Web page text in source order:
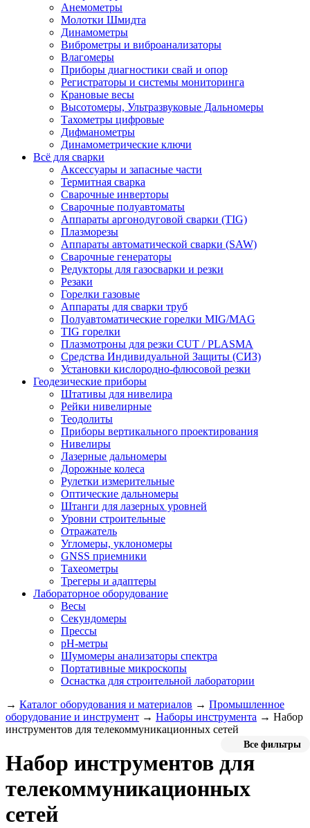
Анемометры
Молотки Шмидта
Динамометры
Виброметры и виброанализаторы
Влагомеры
Приборы диагностики свай и опор
Регистраторы и системы мониторинга
Крановые весы
Высотомеры, Ультразвуковые Дальномеры
Тахометры цифровые
Дифманометры
Динамометрические ключи
Всё для сварки
Аксессуары и запасные части
Термитная сварка
Сварочные инверторы
Сварочные полуавтоматы
Аппараты аргонодуговой сварки (TIG)
Плазморезы
Аппараты автоматической сварки (SAW)
Сварочные генераторы
Редукторы для газосварки и резки
Резаки
Горелки газовые
Аппараты для сварки труб
Полуавтоматические горелки MIG/MAG
TIG горелки
Плазмотроны для резки CUT / PLASMA
Средства Индивидуальной Защиты (СИЗ)
Установки кислородно-флюсовой резки
Геодезические приборы
Штативы для нивелира
Рейки нивелирные
Теодолиты
Приборы вертикального проектирования
Нивелиры
Лазерные дальномеры
Дорожные колеса
Рулетки измерительные
Оптические дальномеры
Штанги для лазерных уровней
Уровни строительные
Отражатель
Угломеры, уклономеры
GNSS приемники
Тахеометры
Трегеры и адаптеры
Лабораторное оборудование
Весы
Секундомеры
Прессы
pH-метры
Шумомеры анализаторы спектра
Портативные микроскопы
Оснастка для строительной лаборатории
→ Каталог оборудования и материалов → Промышленное
оборудование и инструмент → Наборы инструмента → Набор
инструментов для телекоммуникационных сетей
Все фильтры
Набор инструментов для
телекоммуникационных
сетей